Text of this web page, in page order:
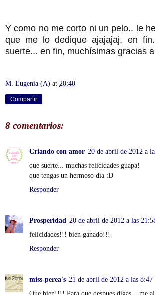
Y como no me corto ni un pelo.. le
que me lo dedique ajajajaj, en
suerte... en fin, muchísimas gracias
M. Eugenia (A) at 20:40
Compartir
8 comentarios:
Criando con amor 20 de abril de 2012 a
que suerte... muchas felicidades guapa!
que tengas un hermoso día :D
Responder
Prosperidad 20 de abril de 2012 a las
felicidades!!! bien ganado!!!
Responder
miss-perea's 21 de abril de 2012 a las 8:47